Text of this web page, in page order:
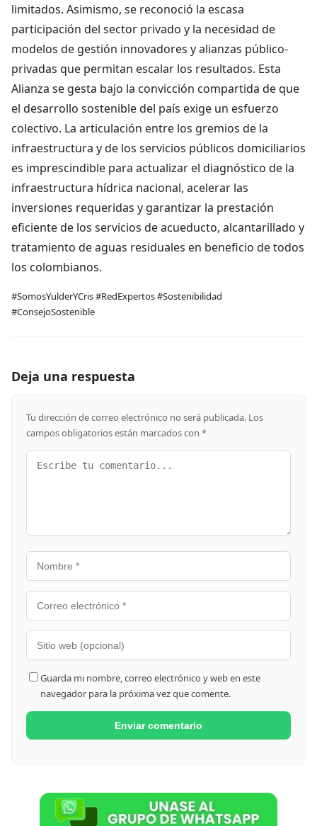
limitados. Asimismo, se reconoció la escasa
participación del sector privado y la necesidad de
modelos de gestión innovadores y alianzas público-
privadas que permitan escalar los resultados. Esta
Alianza se gesta bajo la convicción compartida de que
el desarrollo sostenible del país exige un esfuerzo
colectivo. La articulación entre los gremios de la
infraestructura y de los servicios públicos domiciliarios
es imprescindible para actualizar el diagnóstico de la
infraestructura hídrica nacional, acelerar las
inversiones requeridas y garantizar la prestación
eficiente de los servicios de acueducto, alcantarillado y
tratamiento de aguas residuales en beneficio de todos
los colombianos.
#SomosYulderYCris #RedExpertos #Sostenibilidad
#ConsejoSostenible
Deja una respuesta
Tu dirección de correo electrónico no será publicada. Los
campos obligatorios están marcados con *
Guarda mi nombre, correo electrónico y web en este
navegador para la próxima vez que comente.